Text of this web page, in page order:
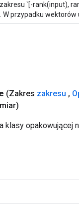
`[-rank(input),
przypadku wektorów
(Zakres zakresu ,
klasy opakowującej